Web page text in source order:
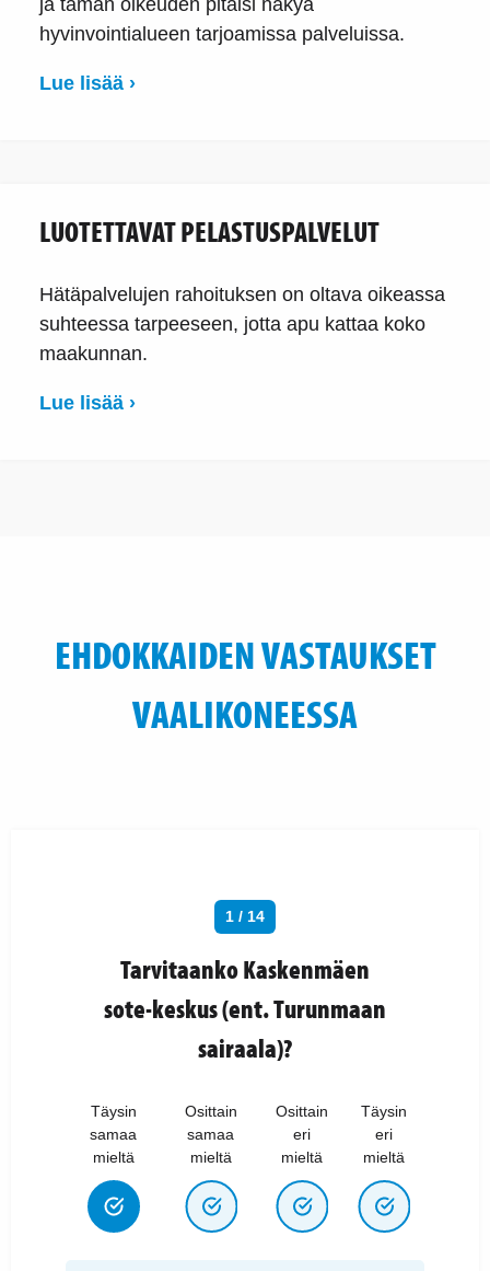
hyvinvointialueen tarjoamissa palveluissa.
Lue lisää ›
LUOTETTAVAT PELASTUSPALVELUT
Hätäpalvelujen rahoituksen on oltava oikeassa
suhteessa tarpeeseen, jotta apu kattaa koko
maakunnan.
Lue lisää ›
EHDOKKAIDEN VASTAUKSET
VAALIKONEESSA
1 / 14
Tarvitaanko Kaskenmäen
sote-keskus (ent. Turunmaan
sairaala)?
Täysin
samaa
mieltä
Osittain
samaa
mieltä
Osittain
eri
mieltä
Täysin
eri
mieltä